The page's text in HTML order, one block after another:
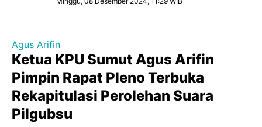
Agus Arifin
Ketua KPU Sumut Agus Arifin
Pimpin Rapat Pleno Terbuka
Rekapitulasi Perolehan Suara
Pilgubsu